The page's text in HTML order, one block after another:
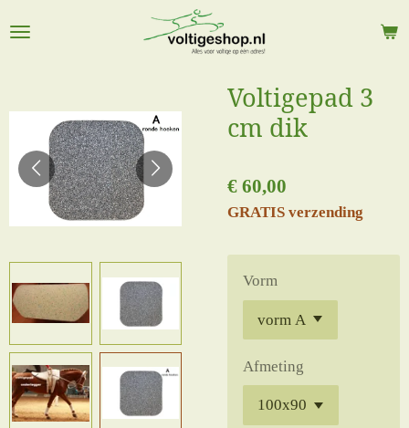
direct
hoofdinhoud
Voltigepad 3
cm dik
€ 60,00
GRATIS verzending
Vorm
Afmeting